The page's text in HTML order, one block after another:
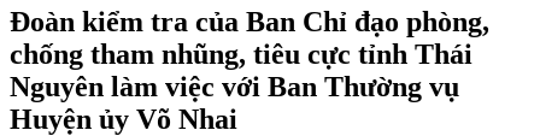
Đoàn kiểm tra của Ban Chỉ đạo phòng,
chống tham nhũng, tiêu cực tỉnh Thái
Nguyên làm việc với Ban Thường vụ
Huyện ủy Võ Nhai